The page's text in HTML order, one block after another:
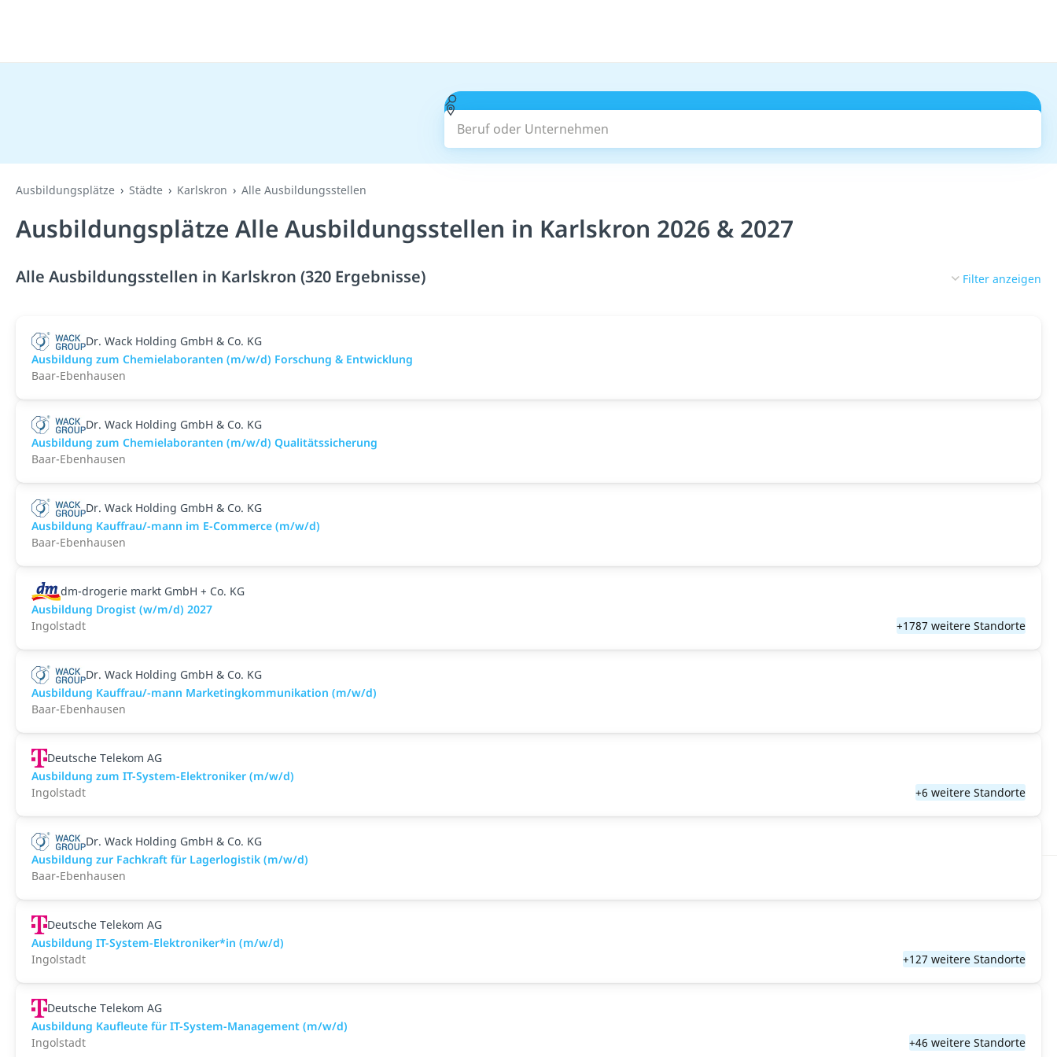
Beruf oder Unternehmen
Ausbildungsplätze Städte Karlskron Alle Ausbildungsstellen
Ausbildungsplätze Alle Ausbildungsstellen in Karlskron 2026 & 2027
Alle Ausbildungsstellen in Karlskron (320 Ergebnisse) Filter anzeigen
Dr. Wack Holding GmbH & Co. KG
Ausbildung zum Chemielaboranten (m/w/d) Forschung & Entwicklung
Baar-Ebenhausen
Dr. Wack Holding GmbH & Co. KG
Ausbildung zum Chemielaboranten (m/w/d) Qualitätssicherung
Baar-Ebenhausen
Dr. Wack Holding GmbH & Co. KG
Ausbildung Kauffrau/-mann im E-Commerce (m/w/d)
Baar-Ebenhausen
dm-drogerie markt GmbH + Co. KG
Ausbildung Drogist (w/m/d) 2027
Ingolstadt
+1787 weitere Standorte
Dr. Wack Holding GmbH & Co. KG
Ausbildung Kauffrau/-mann Marketingkommunikation (m/w/d)
Baar-Ebenhausen
Deutsche Telekom AG
Ausbildung zum IT-System-Elektroniker (m/w/d)
Ingolstadt
+6 weitere Standorte
Dr. Wack Holding GmbH & Co. KG
Ausbildung zur Fachkraft für Lagerlogistik (m/w/d)
Baar-Ebenhausen
Deutsche Telekom AG
Ausbildung IT-System-Elektroniker*in (m/w/d)
Ingolstadt
+127 weitere Standorte
Deutsche Telekom AG
Ausbildung Kaufleute für IT-System-Management (m/w/d)
Ingolstadt
+46 weitere Standorte